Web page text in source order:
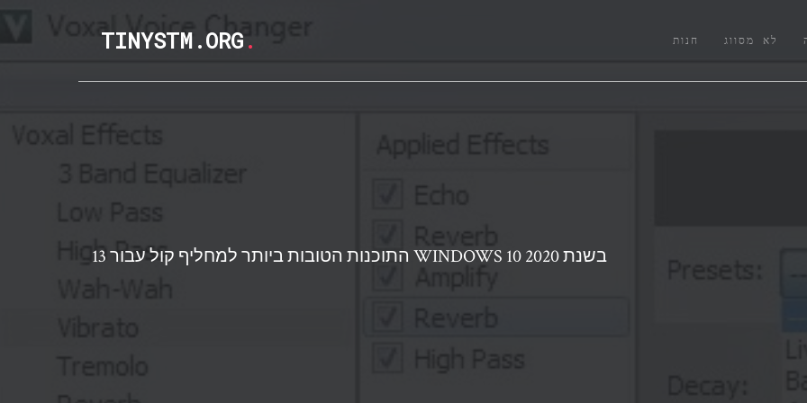
TINYSTM.ORG. לא מסווג חנות
13 התוכנות הטובות ביותר למחליף קול עבור WINDOWS 10 בשנת 2020